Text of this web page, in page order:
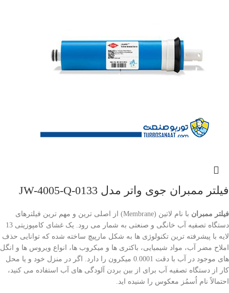
فیلتر ممبران جوی واتر مدل JW-4005-Q-0133
فیلتر ممبران
با نام لاتین (Membrane) از اصلی ترین و مهم ترین فیلترهای
دستگاه تصفیه آب خانگی و صنعتی به شمار می رود. یک غشای کامپوزیتی 13
لایه با پیشرفته ترین تکنولوژی ها به شکل مارپیچ ساخته شده که توانایی حذف
املاح مضر آب، مواد شیمیایی، باکتری ها و میکروب ها، انواع ویروس ها و انگل
های موجود در آب با دقت 0.0001 میکرون را دارد. اگر در منزل خود و یا محل
کار از دستگاه تصفیه آب برای از بین بردن آلودگی های آب استفاده می کنید،
احتمالاً نام اُسمُز معکوس را شنیده اید.